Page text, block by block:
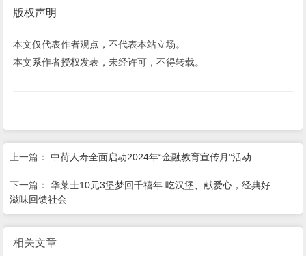
版权声明
本文仅代表作者观点，不代表本站立场。
本文系作者授权发表，未经许可，不得转载。
上一篇：中荷人寿全面启动2024年“金融教育宣传月”活动
下一篇：华莱士10元3堡梦回千禧年 吃汉堡、献爱心，经典好
滋味回馈社会
相关文章